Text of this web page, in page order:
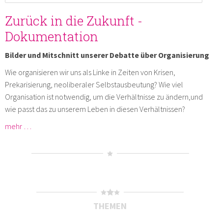
Zurück in die Zukunft -
Dokumentation
Bilder und Mitschnitt unserer Debatte über Organisierung
Wie organisieren wir uns als Linke in Zeiten von Krisen,
Prekarisierung, neoliberaler Selbstausbeutung? Wie viel
Organisation ist notwendig, um die Verhältnisse zu ändern,und
wie passt das zu unserem Leben in diesen Verhältnissen?
mehr …
THEMEN